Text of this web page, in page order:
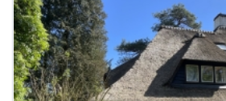
Deze woning
is
waarschijnlijk
al verhuurd
Om kans te
maken moet je
binnen 15
minuten
reageren.